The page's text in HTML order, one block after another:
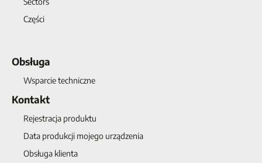
Części
Obsługa
Wsparcie techniczne
Kontakt
Rejestracja produktu
Data produkcji mojego urządzenia
Obsługa klienta